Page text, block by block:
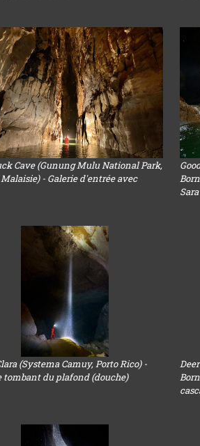
Cave (Gunung Mulu National Park,
- Galerie d'entrée avec
(Systema Camuy, Porto Rico) -
tombant du plafond (douche)